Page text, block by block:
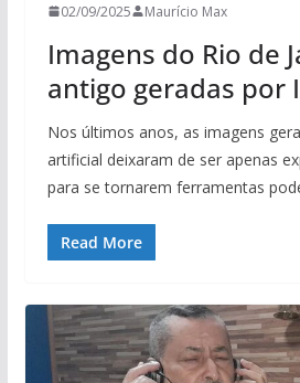
02/09/2025 Maurício Max
Imagens do Rio de
antigo geradas por
Nos últimos anos, as imagens
artificial deixaram de ser apenas
para se tornarem ferramentas
Read More